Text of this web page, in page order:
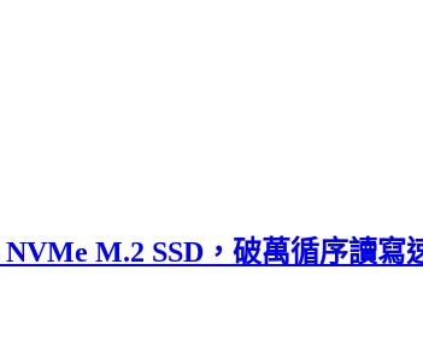
M.2 SSD，破萬循序讀